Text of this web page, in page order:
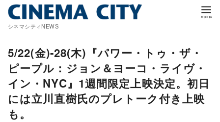
シネマシティNEWS
5/22(金)-28(木)『パワー・トゥ・ザ・
ピープル：ジョン＆ヨーコ・ライヴ・
イン・NYC』1週間限定上映決定。初日
には立川直樹氏のプレトーク付き上映
も。